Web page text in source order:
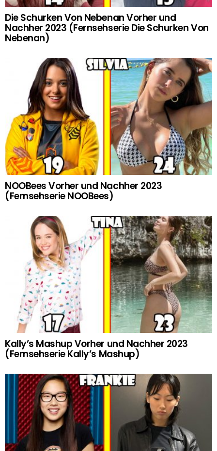
Die Schurken Von Nebenan Vorher und
Nachher 2023 (Fernsehserie Die Schurken Von
Nebenan)
NOOBees Vorher und Nachher 2023
(Fernsehserie NOOBees)
Kally’s Mashup Vorher und Nachher 2023
(Fernsehserie Kally’s Mashup)